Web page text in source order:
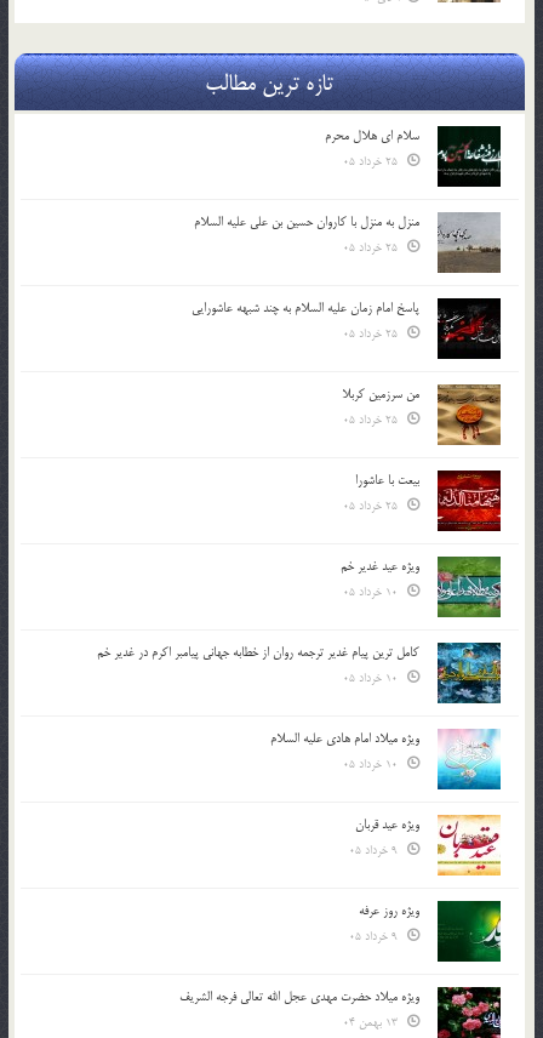
تازه ترین مطالب
سلام ای هلال محرم
منزل به منزل با کاروان حسین بن علی علیه السلام
پاسخ امام زمان علیه السلام به چند شبهه عاشورایی
من سرزمین کربلا
بیعت با عاشورا
ویژه عید غدیر خم
کامل ترین پیام غدیر ترجمه روان از خطابه جهانی پیامبر اکرم در غدیر خم
ویژه میلاد امام هادی علیه السلام
ویژه عید قربان
ویژه روز عرفه
ویژه میلاد حضرت مهدی عجل الله تعالی فرجه الشريف